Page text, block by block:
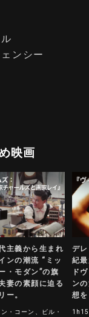
ンシー
映画
主義から生まれ
ンの潮流 “ミッ
・モダン”の旗
妻の素顔に迫る
ー。
・コーン、ビル・
デ
紀
ド
ン
想
1h15